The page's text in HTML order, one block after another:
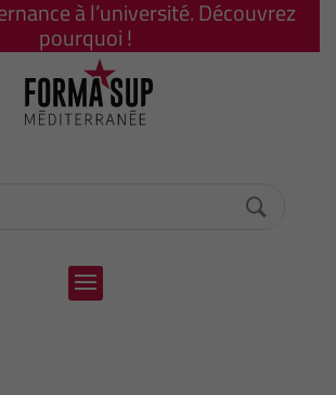
à l’université. Découvrez
pourquoi !